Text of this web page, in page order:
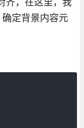
定背景内容元